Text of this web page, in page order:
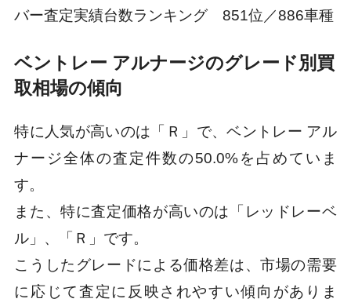
バー査定実績台数ランキング 851位／886車種
ベントレー アルナージのグレード別買
取相場の傾向
特に人気が高いのは「Ｒ」で、ベントレー アル
ナージ全体の査定件数の50.0%を占めていま
す。
また、特に査定価格が高いのは「レッドレーベ
ル」、「Ｒ」です。
こうしたグレードによる価格差は、市場の需要
に応じて査定に反映されやすい傾向がありま